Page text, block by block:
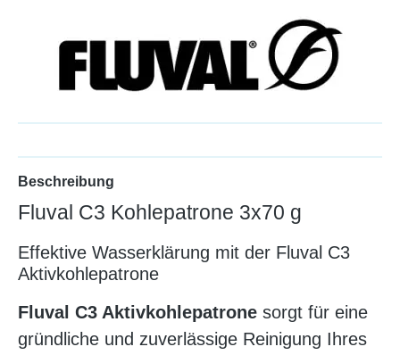
Beschreibung
Fluval C3 Kohlepatrone 3x70 g
Effektive Wasserklärung mit der Fluval C3
Aktivkohlepatrone
Fluval C3 Aktivkohlepatrone sorgt für eine
gründliche und zuverlässige Reinigung Ihres